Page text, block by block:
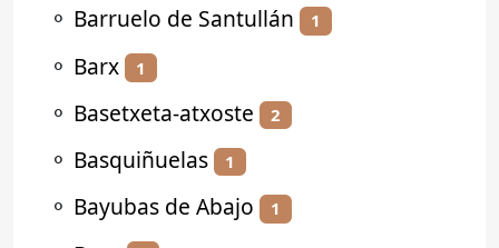
⚬ Barruelo de Santullán 1
⚬ Barx 1
⚬ Basetxeta-atxoste 2
⚬ Basquiñuelas 1
⚬ Bayubas de Abajo 1